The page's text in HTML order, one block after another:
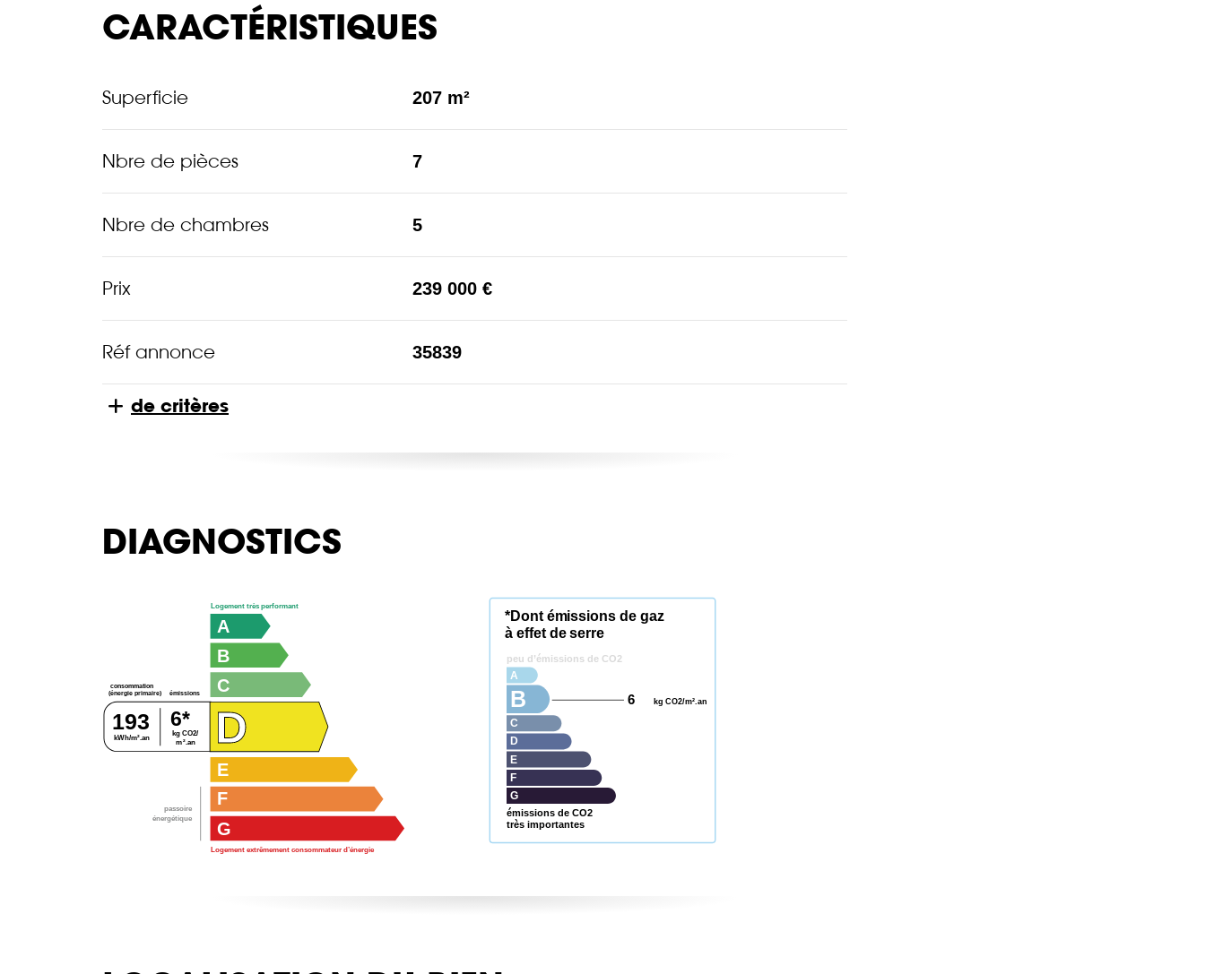
CARACTÉRISTIQUES
Superficie 207 m²
Nbre de pièces 7
Nbre de chambres 5
Prix 239 000 €
Réf annonce 35839
de critères
DIAGNOSTICS
passoire
énergétique
consommation
(énergie primaire)
émissions
kg CO2/
m².an
kWh/m².an
193 6*
G
Logement extrêmement consommateur d’énergie
F
E
D
C
B
A
Logement très performant
émissions de CO2
très importantes
*Dont émissions de gaz
à effet de serre
peu d’émissions de CO2
G
F
E
D
C
B 6 kg CO2/m².an
A